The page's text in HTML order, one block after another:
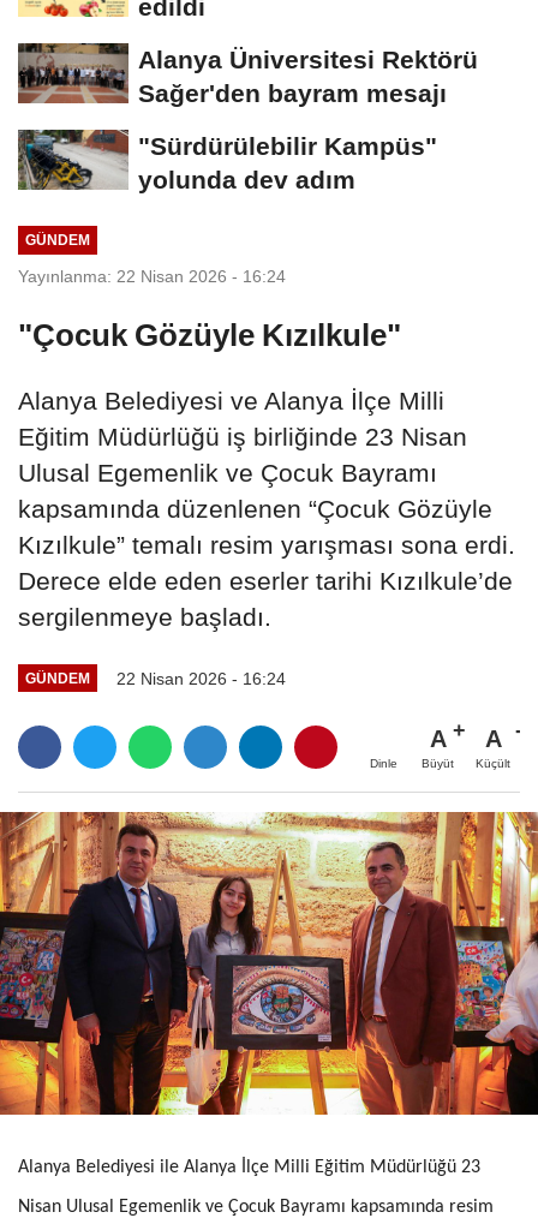
edildi
Alanya Üniversitesi Rektörü
Sağer'den bayram mesajı
"Sürdürülebilir Kampüs"
yolunda dev adım
GÜNDEM
Yayınlanma: 22 Nisan 2026 - 16:24
"Çocuk Gözüyle Kızılkule"
Alanya Belediyesi ve Alanya İlçe Milli
Eğitim Müdürlüğü iş birliğinde 23 Nisan
Ulusal Egemenlik ve Çocuk Bayramı
kapsamında düzenlenen “Çocuk Gözüyle
Kızılkule” temalı resim yarışması sona erdi.
Derece elde eden eserler tarihi Kızılkule’de
sergilenmeye başladı.
GÜNDEM 22 Nisan 2026 - 16:24
Dinle
A
Büyüt
A
Küçült
Alanya Belediyesi ile Alanya İlçe Milli Eğitim Müdürlüğü 23
Nisan Ulusal Egemenlik ve Çocuk Bayramı kapsamında resim